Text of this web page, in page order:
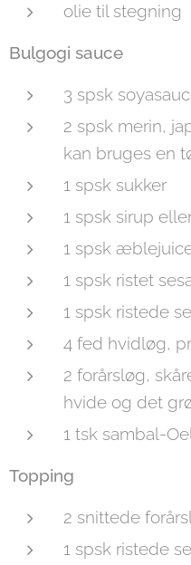
olie til stegning
Bulgogi sauce
3 spsk
2 spsk merin,
kan bruges en
1 spsk sukker
1 spsk sirup
1 spsk
1 spsk ristet
1 spsk ristede
4 fed hvidløg,
2 forårsløg,
hvide og det
1 tsk sambal-
Topping
2 snittede
1 spsk ristede